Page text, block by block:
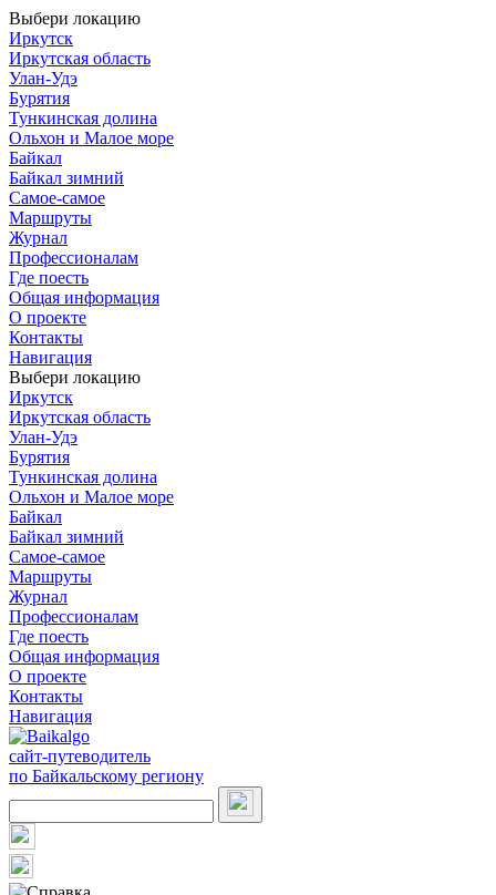
Выбери локацию
Иркутск
Иркутская область
Улан-Удэ
Бурятия
Тункинская долина
Ольхон и Малое море
Байкал
Байкал зимний
Самое-самое
Маршруты
Журнал
Профессионалам
Где поесть
Общая информация
О проекте
Контакты
Навигация
Выбери локацию
Иркутск
Иркутская область
Улан-Удэ
Бурятия
Тункинская долина
Ольхон и Малое море
Байкал
Байкал зимний
Самое-самое
Маршруты
Журнал
Профессионалам
Где поесть
Общая информация
О проекте
Контакты
Навигация
сайт-путеводитель
по Байкальскому региону